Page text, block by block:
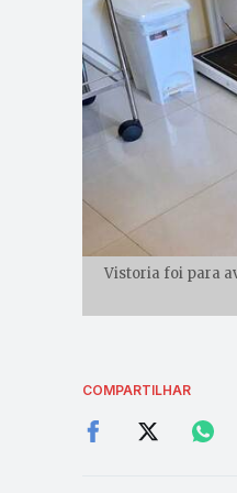
Vistoria foi para
COMPARTILHAR